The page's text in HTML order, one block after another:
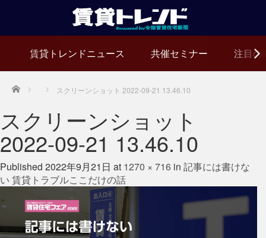
賃貸トレンドニュース 共催セミナー 注目の
Home スクリーンショット 2022-09-21 13.46.10
スクリーンショット
2022-09-21 13.46.10
Published 2022年9月21日 at 1270 × 716 in 記事には書けな
い 賃貸トラブルここだけの話